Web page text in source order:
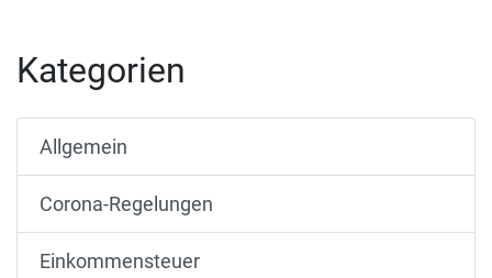
Kategorien
Allgemein
Corona-Regelungen
Einkommensteuer